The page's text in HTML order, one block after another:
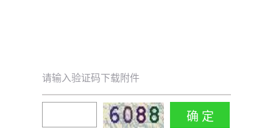
请输入验证码下载附件